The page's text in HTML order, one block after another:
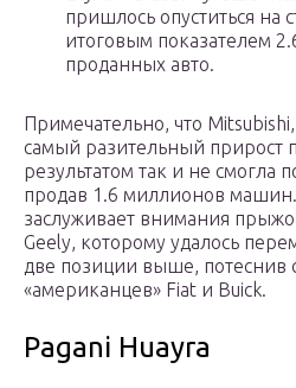
пришлось опуститься на
итоговым показателем
проданных авто.
Примечательно, что
самый разительный прирост
результатом так и не смогла
продав 1.6 миллионов
заслуживает внимания
Geely, которому удалось
две позиции выше, потеснив
«американцев» Fiat и Buick.
Pagani Huayra